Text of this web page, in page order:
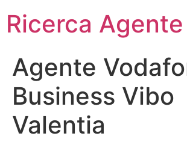
Ricerca Agente
Agente
Business Vibo
Valentia